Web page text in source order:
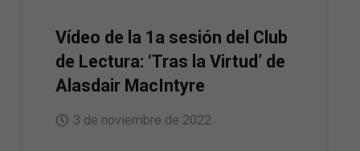
Vídeo de la 1a sesión del Club
de Lectura: ‘Tras la Virtud’ de
Alasdair MacIntyre
3 de noviembre de 2022